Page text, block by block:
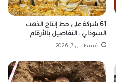
61 شركة على خط إنتاج الذهب
السوداني.. التفاصيل بالأرقام
أغسطس 7, 2026